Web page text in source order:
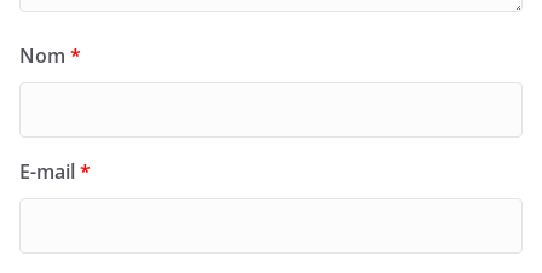
Nom *
E-mail*